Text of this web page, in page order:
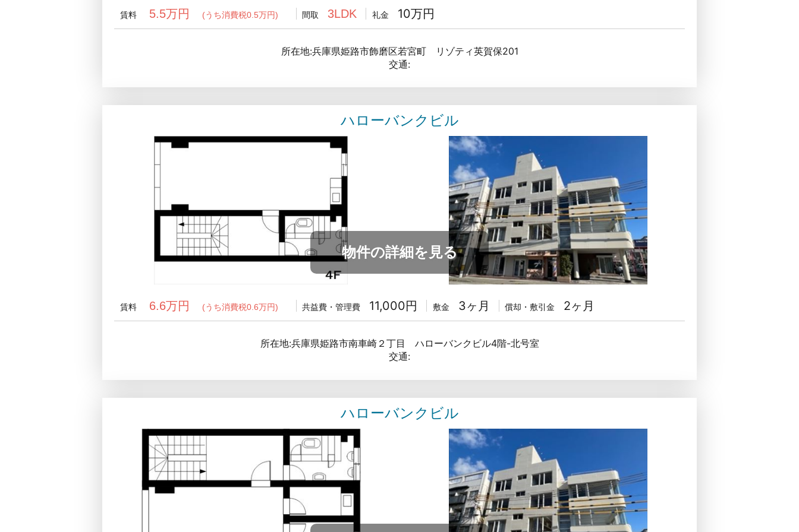
賃料 5.5万円 (うち消費税0.5万円) 間取 3LDK 礼金 10万円
所在地:兵庫県姫路市飾磨区若宮町 リゾティ英賀保201
交通:
ハローバンクビル
物件の詳細を見る
賃料 6.6万円 (うち消費税0.6万円) 共益費・管理費 11,000円 敷金 3ヶ月 償却・敷引金 2ヶ月
所在地:兵庫県姫路市南車崎２丁目 ハローバンクビル4階-北号室
交通:
ハローバンクビル